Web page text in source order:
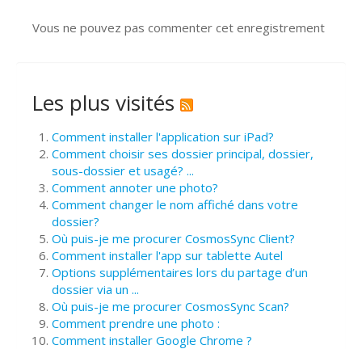
Vous ne pouvez pas commenter cet enregistrement
Les plus visités
Comment installer l'application sur iPad?
Comment choisir ses dossier principal, dossier,
sous-dossier et usagé? ...
Comment annoter une photo?
Comment changer le nom affiché dans votre
dossier?
Où puis-je me procurer CosmosSync Client?
Comment installer l'app sur tablette Autel
Options supplémentaires lors du partage d’un
dossier via un ...
Où puis-je me procurer CosmosSync Scan?
Comment prendre une photo :
Comment installer Google Chrome ?